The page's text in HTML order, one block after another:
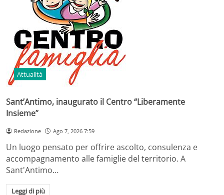
Attualità
Sant’Antimo, inaugurato il Centro “Liberamente
Insieme”
Redazione Ago 7, 2026 7:59
Un luogo pensato per offrire ascolto, consulenza e
accompagnamento alle famiglie del territorio. A
Sant'Antimo…
Leggi di più